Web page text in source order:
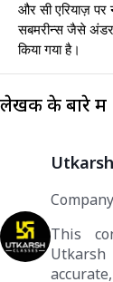
और सी एरियाज़
सबमरीन्स जैसे
किया गया है।
लेखक के बारे में
Company
This